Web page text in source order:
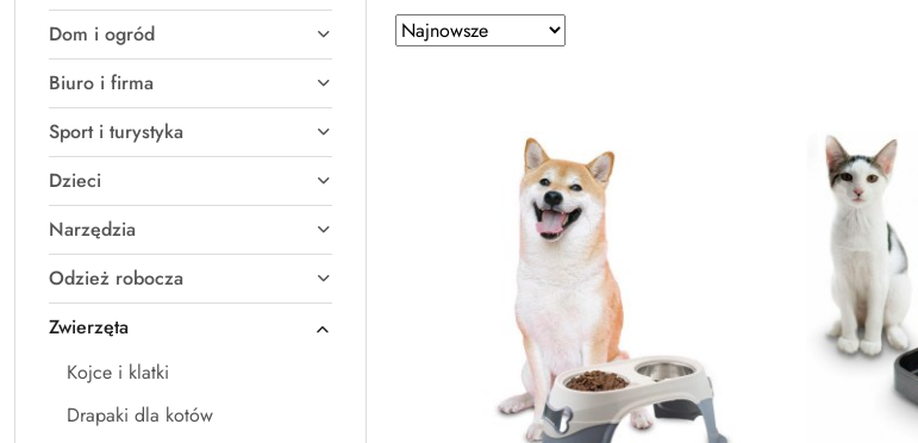
Dom i ogród
Biuro i firma
Sport i turystyka
Dzieci
Narzędzia
Odzież robocza
Zwierzęta
Kojce i klatki
Drapaki dla kotów
Zastosowano
sortowanie:
Sortuj
według